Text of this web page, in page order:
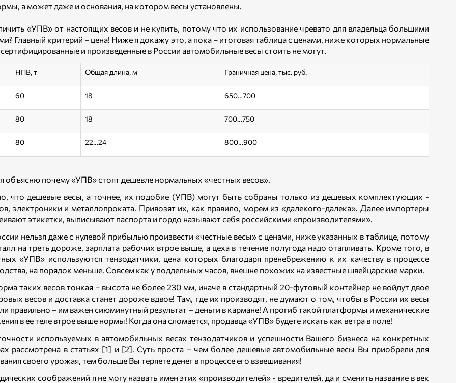
а может даже и основания, на котором весы установлены.
«УПВ» от настоящих весов и не купить, потому что их использование чревато для владельца большими
Главный критерий – цена! Ниже я докажу это, а пока – итоговая таблица с ценами, ниже которых нормальные
и произведенные в России автомобильные весы стоить не могут.
НПВ, т Общая длина, м Граничная цена, тыс. руб.
60 18 650…700
80 18 700…750
80 22…24 800…900
объясню почему «УПВ» стоят дешевле нормальных «честных весов».
что дешевые весы, а точнее, их подобие (УПВ) могут быть собраны только из дешевых комплектующих -
электроники и металлопроката. Привозят их, как правило, морем из «далекого-далека». Далее импортеры
этикетки, выписывают паспорта и гордо называют себя российскими «производителями».
нельзя даже с нулевой прибылью произвести «честные весы» с ценами, ниже указанных в таблице, потому
на треть дороже, зарплата рабочих втрое выше, а цеха в течение полугода надо отапливать. Кроме того, в
«УПВ» используются тензодатчики, цена которых благодаря пренебрежению к их качеству в процессе
на порядок меньше. Совсем как у поддельных часов, внешне похожих на известные швейцарские марки.
таких весов тонкая – высота не более 230 мм, иначе в стандартный 20-футовый контейнер не войдут двое
весов и доставка станет дороже вдвое! Там, где их производят, не думают о том, чтобы в России их весы
правильно – им важен сиюминутный результат – деньги в кармане! А прогиб такой платформы и механические
в ее теле втрое выше нормы! Когда она сломается, продавца «УПВ» будете искать как ветра в поле!
используемых в автомобильных весах тензодатчиков и успешности Вашего бизнеса на конкретных
рассмотрена в статьях [1] и [2]. Суть проста – чем более дешевые автомобильные весы Вы приобрели для
своего урожая, тем больше Вы теряете денег в процессе его взвешивания!
соображений я не могу назвать имен этих «производителей» - вредителей, да и сменить название в век